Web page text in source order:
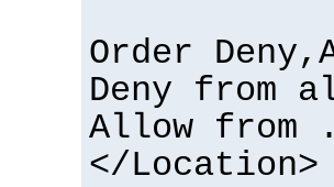
Order
Deny from
Allow from
</Location>